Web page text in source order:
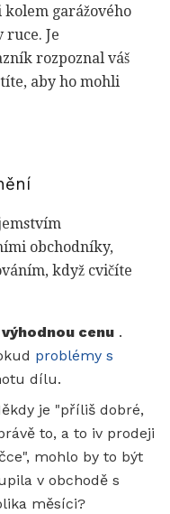
garážového
ruce. Je
rozpoznal váš
aby ho mohli
obchodníky,
když cvičíte
cenu .
problémy s
dílu.
je "příliš dobré,
to, a to iv prodeji
mohlo by to být
v obchodě s
měsíci?